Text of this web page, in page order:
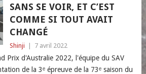
SANS SE VOIR, ET C’EST
COMME SI TOUT AVAIT
CHANGÉ
Shinji 7 avril 2022
Prix d'Australie 2022, l'équipe du SAV
de la 3ᵉ épreuve de la 73ᵉ saison du